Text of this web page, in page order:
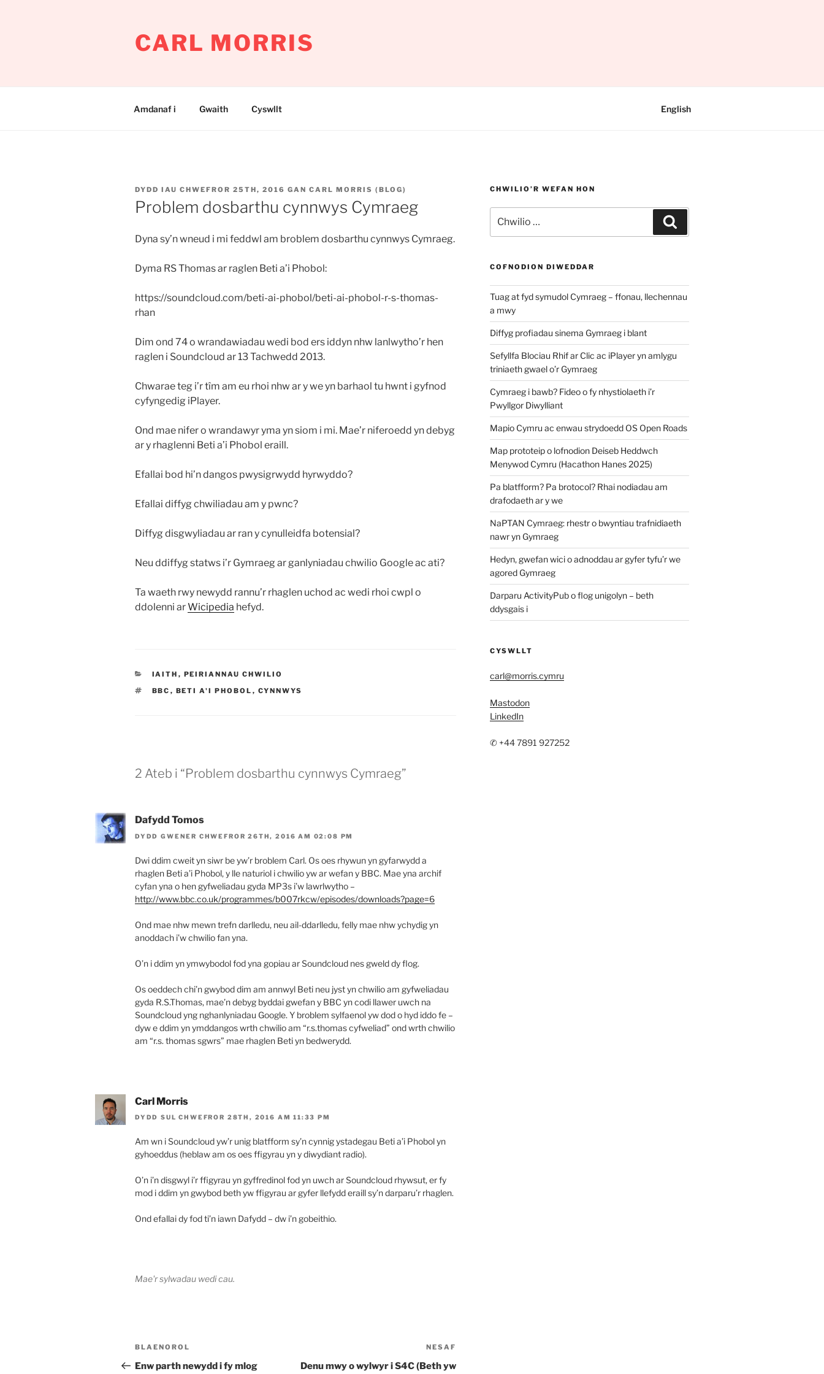
CARL MORRIS
Amdanaf i Gwaith Cyswllt English
COFNODWYD
AR
DYDD IAU CHWEFROR 25TH, 2016 GAN CARL MORRIS (BLOG)
Problem dosbarthu cynnwys Cymraeg
Dyna sy’n wneud i mi feddwl am broblem dosbarthu cynnwys Cymraeg.
Dyma RS Thomas ar raglen Beti a’i Phobol:
https://soundcloud.com/beti-ai-phobol/beti-ai-phobol-r-s-thomas-
rhan
Dim ond 74 o wrandawiadau wedi bod ers iddyn nhw lanlwytho’r hen
raglen i Soundcloud ar 13 Tachwedd 2013.
Chwarae teg i’r tîm am eu rhoi nhw ar y we yn barhaol tu hwnt i gyfnod
cyfyngedig iPlayer.
Ond mae nifer o wrandawyr yma yn siom i mi. Mae’r niferoedd yn debyg
ar y rhaglenni Beti a’i Phobol eraill.
Efallai bod hi’n dangos pwysigrwydd hyrwyddo?
Efallai diffyg chwiliadau am y pwnc?
Diffyg disgwyliadau ar ran y cynulleidfa botensial?
Neu ddiffyg statws i’r Gymraeg ar ganlyniadau chwilio Google ac ati?
Ta waeth rwy newydd rannu’r rhaglen uchod ac wedi rhoi cwpl o
ddolenni arWicipedia hefyd.
CATEGORÏAU
IAITH , PEIRIANNAU CHWILIO
TAGIAU
BBC , BETI A'I PHOBOL , CYNNWYS
2 Ateb i “Problem dosbarthu cynnwys Cymraeg”
Dafydd Tomos
DYDD GWENER CHWEFROR 26TH, 2016 AM 02:08 PM
Dwi ddim cweit yn siwr be yw’r broblem Carl. Os oes rhywun yn gyfarwydd a
rhaglen Beti a’i Phobol, y lle naturiol i chwilio yw ar wefan y BBC. Mae yna archif
cyfan yna o hen gyfweliadau gyda MP3s i’w lawrlwytho –
http://www.bbc.co.uk/programmes/b007rkcw/episodes/downloads?page=6
Ond mae nhw mewn trefn darlledu, neu ail-ddarlledu, felly mae nhw ychydig yn
anoddach i’w chwilio fan yna.
O’n i ddim yn ymwybodol fod yna gopiau ar Soundcloud nes gweld dy flog.
Os oeddech chi’n gwybod dim am annwyl Beti neu jyst yn chwilio am gyfweliadau
gyda R.S.Thomas, mae’n debyg byddai gwefan y BBC yn codi llawer uwch na
Soundcloud yng nghanlyniadau Google. Y broblem sylfaenol yw dod o hyd iddo fe –
dyw e ddim yn ymddangos wrth chwilio am “r.s.thomas cyfweliad” ond wrth chwilio
am “r.s. thomas sgwrs” mae rhaglen Beti yn bedwerydd.
Carl Morris
DYDD SUL CHWEFROR 28TH, 2016 AM 11:33 PM
Am wn i Soundcloud yw’r unig blatfform sy’n cynnig ystadegau Beti a’i Phobol yn
gyhoeddus (heblaw am os oes ffigyrau yn y diwydiant radio).
O’n i’n disgwyl i’r ffigyrau yn gyffredinol fod yn uwch ar Soundcloud rhywsut, er fy
mod i ddim yn gwybod beth yw ffigyrau ar gyfer llefydd eraill sy’n darparu’r rhaglen.
Ond efallai dy fod ti’n iawn Dafydd – dw i’n gobeithio.
Mae'r sylwadau wedi cau.
Llywio
cofnod
Cofnod
Blaenorol
BLAENOROL
Enw parth newydd i fy mlog
Nesaf
NESAF
Denu mwy o wylwyr i S4C (Beth yw
CHWILIO’R WEFAN HON
am:
COFNODION DIWEDDAR
Tuag at fyd symudol Cymraeg – ffonau, llechennau
a mwy
Diffyg profiadau sinema Gymraeg i blant
Sefyllfa Blociau Rhif ar Clic ac iPlayer yn amlygu
triniaeth gwael o’r Gymraeg
Cymraeg i bawb? Fideo o fy nhystiolaeth i’r
Pwyllgor Diwylliant
Mapio Cymru ac enwau strydoedd OS Open Roads
Map prototeip o lofnodion Deiseb Heddwch
Menywod Cymru (Hacathon Hanes 2025)
Pa blatfform? Pa brotocol? Rhai nodiadau am
drafodaeth ar y we
NaPTAN Cymraeg: rhestr o bwyntiau trafnidiaeth
nawr yn Gymraeg
Hedyn, gwefan wici o adnoddau ar gyfer tyfu’r we
agored Gymraeg
Darparu ActivityPub o flog unigolyn – beth
ddysgais i
CYSWLLT
carl@morris.cymru
Mastodon
LinkedIn
✆ +44 7891 927252